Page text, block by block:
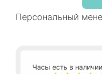
Персональный
Часы есть в наличии